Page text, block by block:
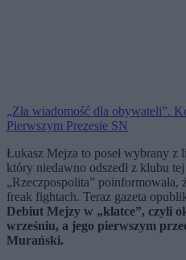
„Zła wiadomość dla obywateli”.
Pierwszym Prezesie SN
Łukasz Mejza to poseł wybrany z
który niedawno odszedł z klubu
„Rzeczpospolita”
freak fightach. Teraz gazeta
Debiut Mejzy w „klatce”, czyli
wrześniu, a jego pierwszym
Murański.